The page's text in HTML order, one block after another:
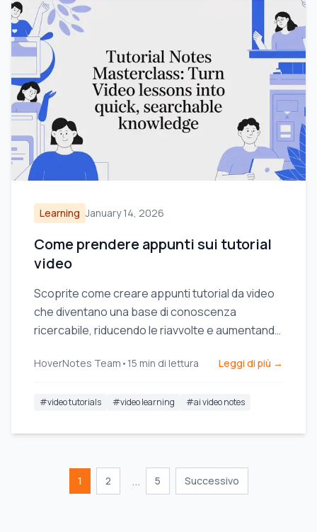
Learning January 14, 2026
Come prendere appunti sui tutorial
video
Scoprite come creare appunti tutorial da video
che diventano una base di conoscenza
ricercabile, riducendo le riavvolte e aumentando
HoverNotes Team • 15 min di lettura Leggi di più →
#video tutorials #video learning #ai video notes
1 2 ... 5 Successivo